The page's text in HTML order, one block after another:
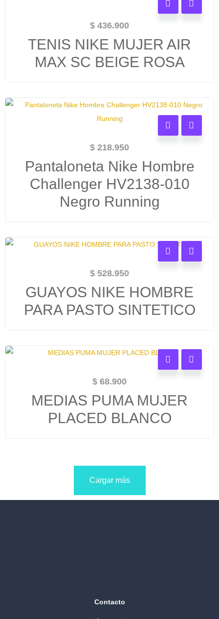
$ 436.900
TENIS NIKE MUJER AIR
MAX SC BEIGE ROSA
$ 218.950
Pantaloneta Nike Hombre
Challenger HV2138-010
Negro Running
$ 528.950
GUAYOS NIKE HOMBRE
PARA PASTO SINTETICO
$ 68.900
MEDIAS PUMA MUJER
PLACED BLANCO
Cargar más
Contacto